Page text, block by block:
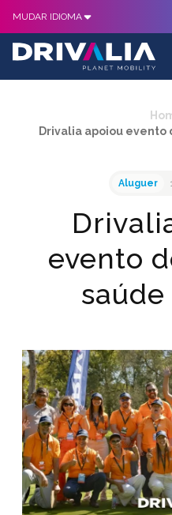
MUDAR IDIOMA
Drivalia apoiou
Aluguer
evento